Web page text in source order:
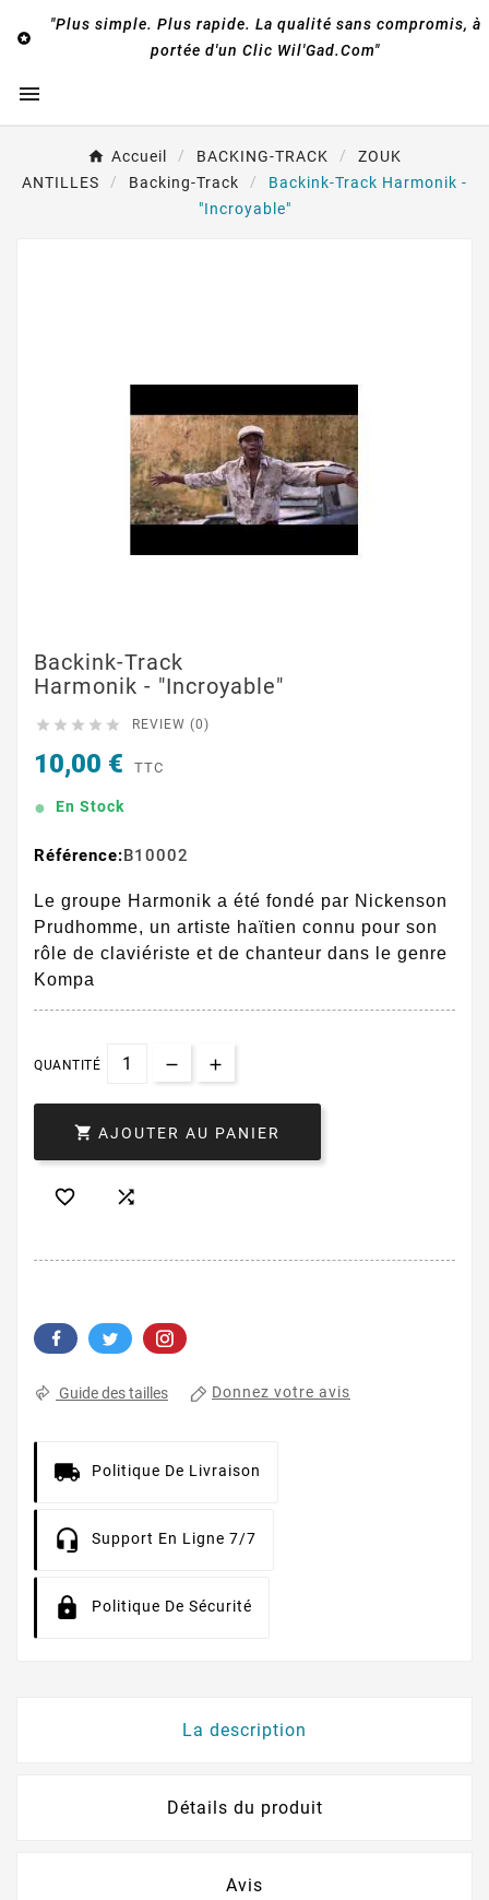

"Plus simple. Plus rapide. La qualité sans compromis, à
portée d'un Clic Wil'Gad.Com"

Accueil BACKING-TRACK
ZOUK
ANTILLES
Backing-Track
Backink-Track Harmonik -
"Incroyable"
Backink-Track
Harmonik - "Incroyable"
     REVIEW (0)
10,00 € TTC
En Stock
Référence:B10002
Le groupe Harmonik a été fondé par Nickenson
Prudhomme, un artiste haïtien connu pour son
rôle de claviériste et de chanteur dans le genre
Kompa
QUANTITÉ
 AJOUTER AU PANIER
 
Guide des tailles Donnez votre avis
Politique De Livraison
Support En Ligne 7/7
Politique De Sécurité
La description
Détails du produit
Avis